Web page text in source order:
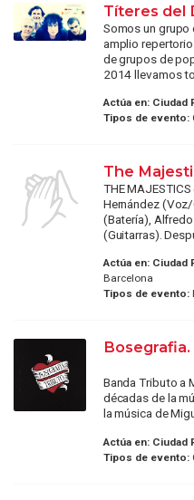
Títeres del
Somos un grupo
amplio
de grupos de
2014 llevamos
Actúa en: Ciudad
Tipos de evento:
The
THE
Hernández (Voz/
(Batería),
(Guitarras).
Actúa en: Ciudad
Barcelona
Tipos de evento:
Banda Tributo a
décadas de la
la música de
Actúa en: Ciudad
Tipos de evento: